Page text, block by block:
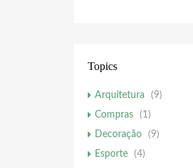
Topics
Arquitetura
(9)
Compras
(1)
Decoração
(9)
Esporte
(4)